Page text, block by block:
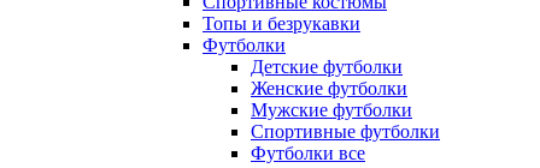
Топы и безрукавки
Футболки
Детские футболки
Женские футболки
Мужские футболки
Спортивные футболки
Футболки все